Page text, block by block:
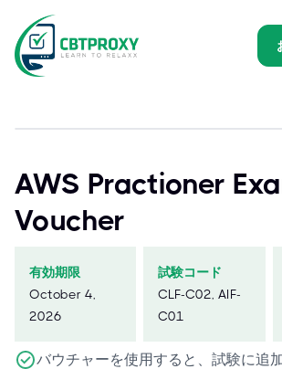
AWS Practioner
Voucher
有効期限
October 4,
2026
試験コード
CLF-C02, AIF-
C01
バウチャーを使用すると、試験に追